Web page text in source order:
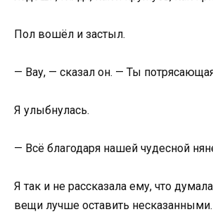
Пол вошёл и застыл.
— Вау, — сказал он. — Ты
Я улыбнулась.
— Всё благодаря нашей чудесной
Я так и не рассказала ему, что
вещи лучше оставить несказанными.